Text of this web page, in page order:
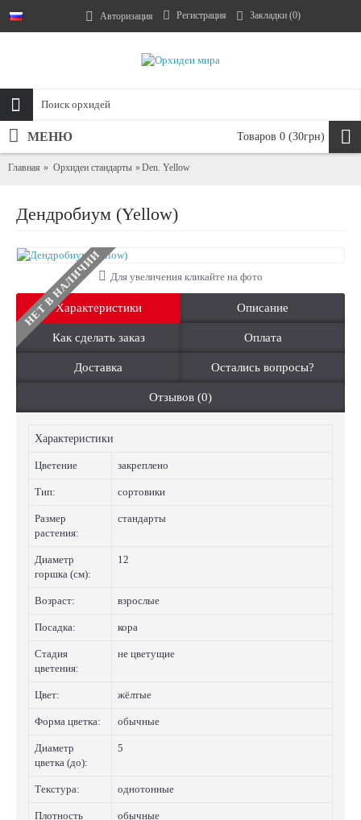
Авторизация Регистрация Закладки (0)
Товаров 0 (30грн)
МЕНЮ
Главная Орхидеи стандарты Den. Yellow
Дендробиум (Yellow)
НЕТ В НАЛИЧИИ Для увеличения кликайте на фото
Характеристики Описание
Как сделать заказ Оплата
Доставка Остались вопросы?
Отзывов (0)
Характеристики
Цветение закреплено
Тип: сортовики
Размер
растения:
стандарты
Диаметр
горшка (см):
12
Возраст: взрослые
Посадка: кора
Стадия
цветения:
не цветущие
Цвет: жёлтые
Форма цветка: обычные
Диаметр
цветка (до):
5
Текстура: однотонные
Плотность
обычные